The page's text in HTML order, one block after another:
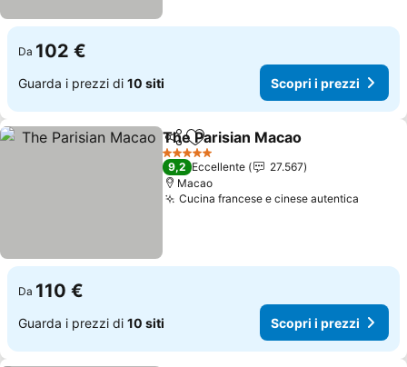
Da 102 €
Guarda i prezzi di 10 siti Scopri i prezzi
CondividiAggiungi ai preferiti
The Parisian Macao
5 Stelle
9,2 Eccellente
27.567
Macao
Cucina francese e cinese autentica
Da 110 €
Guarda i prezzi di 10 siti Scopri i prezzi